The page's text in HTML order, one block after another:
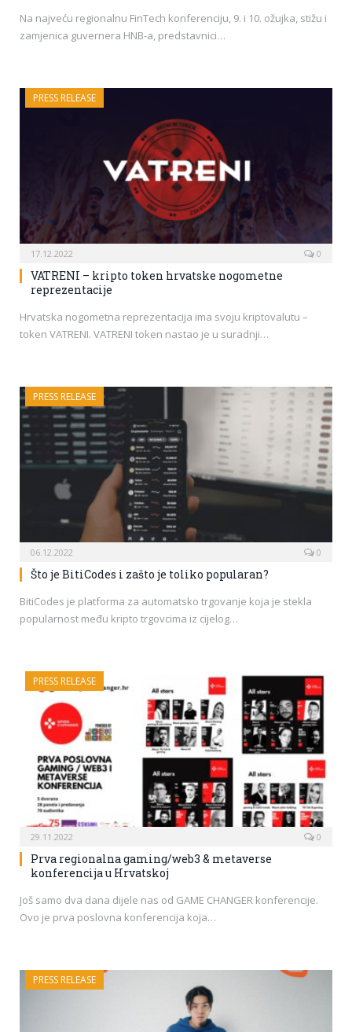
Na najveću regionalnu FinTech konferenciju, 9. i 10. ožujka, stižu i
zamjenica guvernera HNB-a, predstavnici…
PRESS RELEASE
17.12.2022 0
VATRENI – kripto token hrvatske nogometne
reprezentacije
Hrvatska nogometna reprezentacija ima svoju kriptovalutu –
token VATRENI. VATRENI token nastao je u suradnji…
PRESS RELEASE
06.12.2022 0
Što je BitiCodes i zašto je toliko popularan?
BitiCodes je platforma za automatsko trgovanje koja je stekla
popularnost među kripto trgovcima iz cijelog…
PRESS RELEASE
29.11.2022 0
Prva regionalna gaming/web3 & metaverse
konferencija u Hrvatskoj
Još samo dva dana dijele nas od GAME CHANGER konferencije.
Ovo je prva poslovna konferencija koja…
PRESS RELEASE